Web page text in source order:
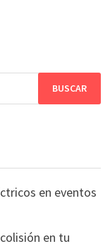
en eventos
en tu